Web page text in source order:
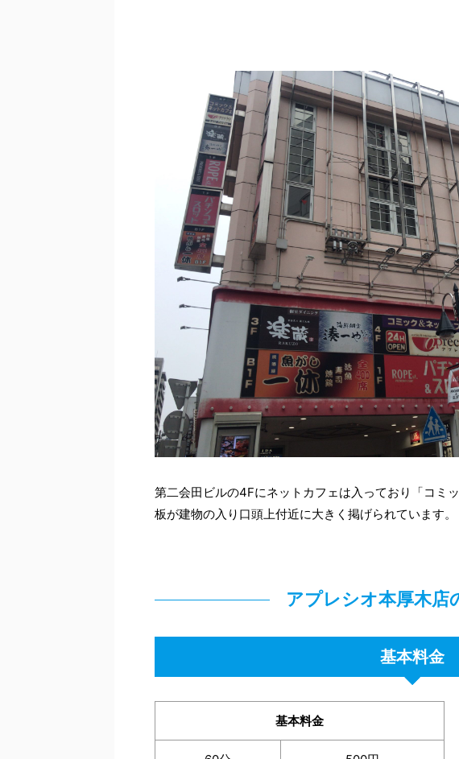
第二会田ビルの4Fにネットカフェは入っており「コミ
板が建物の入り口頭上付近に大きく掲げられています。
アプレシオ本厚木店
基本料金
基本料金